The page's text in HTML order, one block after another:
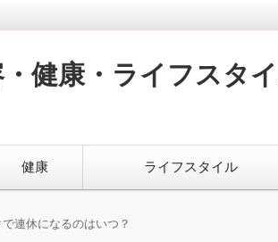
健康・ライフスタ
健康 ライフスタイル
連休になるのはいつ？